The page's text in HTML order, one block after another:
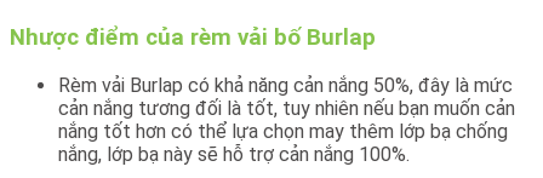
Nhược điểm của rèm vải bố Burlap
Rèm vải Burlap có khả năng cản nắng 50%, đây là mức
cản nắng tương đối là tốt, tuy nhiên nếu bạn muốn cản
nắng tốt hơn có thể lựa chọn may thêm lớp bạ chống
nắng, lớp bạ này sẽ hỗ trợ cản nắng 100%.